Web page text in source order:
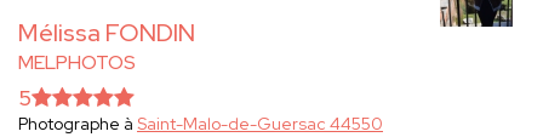
Mélissa FONDIN
MELPHOTOS
5
Photographe à Saint-Malo-de-Guersac 44550